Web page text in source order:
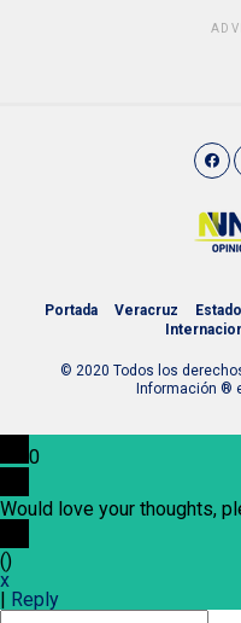
Portada Veracruz Estado
© 2020 Todos los
Información ®
0
Would love your thoughts,
()
x
Reply